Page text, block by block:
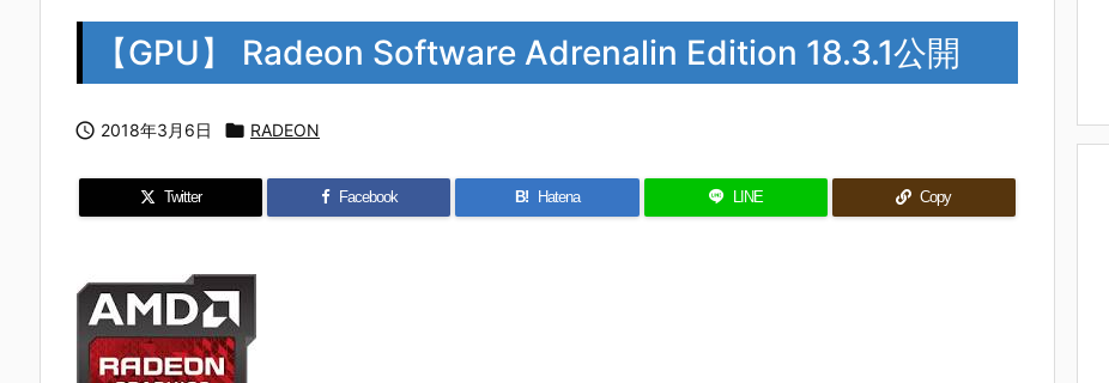
【GPU】 Radeon Software Adrenalin Edition 18.3.1公開
 2018年3月6日  RADEON
Twitter Facebook B! Hatena LINE Copy